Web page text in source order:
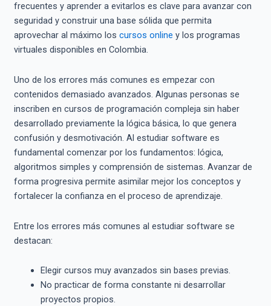
frecuentes y aprender a evitarlos es clave para avanzar con
seguridad y construir una base sólida que permita
aprovechar al máximo los cursos online y los programas
virtuales disponibles en Colombia.
Uno de los errores más comunes es empezar con
contenidos demasiado avanzados. Algunas personas se
inscriben en cursos de programación compleja sin haber
desarrollado previamente la lógica básica, lo que genera
confusión y desmotivación. Al estudiar software es
fundamental comenzar por los fundamentos: lógica,
algoritmos simples y comprensión de sistemas. Avanzar de
forma progresiva permite asimilar mejor los conceptos y
fortalecer la confianza en el proceso de aprendizaje.
Entre los errores más comunes al estudiar software se
destacan:
Elegir cursos muy avanzados sin bases previas.
No practicar de forma constante ni desarrollar
proyectos propios.